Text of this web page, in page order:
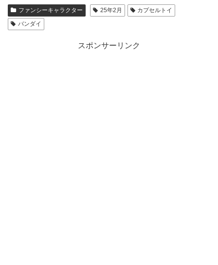
ファンシーキャラクター 25年2月
カプセルトイ
バンダイ
スポンサーリンク